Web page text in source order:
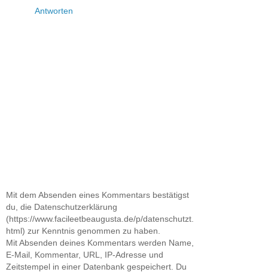
Antworten
Mit dem Absenden eines Kommentars bestätigst
du, die Datenschutzerklärung
(https://www.facileetbeaugusta.de/p/datenschutzt.
html) zur Kenntnis genommen zu haben.
Mit Absenden deines Kommentars werden Name,
E-Mail, Kommentar, URL, IP-Adresse und
Zeitstempel in einer Datenbank gespeichert. Du